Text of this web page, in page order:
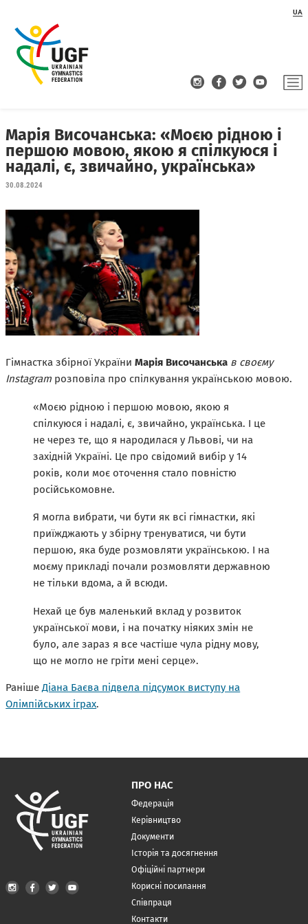
UA
Марія Височанська: «Моєю рідною і
першою мовою, якою я спілкуюся і
надалі, є, звичайно, українська»
30.08.2024
Гімнастка збірної УкраїниМарія Височанська в своєму
Instagram розповіла про спілкування українською мовою.
«Моєю рідною і першою мовою, якою я
спілкуюся і надалі, є, звичайно, українська. І це
не через те, що я народилася у Львові, чи на
західній Україні. Це про свідомий вибір у 14
років, коли моє оточення стало повністю
російськомовне.
Я могла вибрати, чи бути як всі гімнастки, які
приїжджають у збірну тренуватися, чи бути
першою, яка буде розмовляти українською. І на
моєму прикладі почали розмовляти державною
не тільки вдома, а й всюди.
Нехай це був маленький вклад у розвиток
української мови, і на початку ніяких змін не
було, але зараз я все частіше чула рідну мову,
що не могло не гріти мені серце».
РанішеДіана Баєва підвела підсумок виступу на
Олімпійських іграх.
ПРО НАС
Федерація
Керівництво
Документи
Історія та досягнення
Офіційні партнери
Корисні посилання
Співпраця
Контакти